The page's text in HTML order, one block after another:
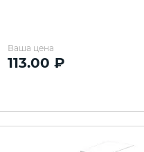
Ваша цена
113.00 ₽